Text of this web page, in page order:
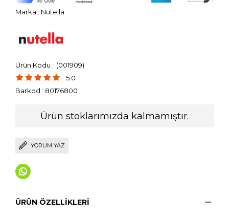
Marka : Nutella
(001909)
5.0
Barkod : 80176800
Ürün stoklarımızda kalmamıştır.
YORUM YAZ
ÜRÜN ÖZELLIKLERI